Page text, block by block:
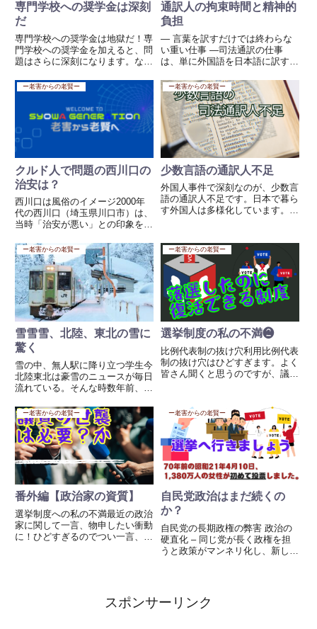
専門学校への奨学金は深刻
だ
専門学校への奨学金は地獄だ！専
門学校への奨学金を加えると、問
題はさらに深刻になります。なぜ
度は、**大学以上に「借金依存
型」**になっているからです。専
門学校の奨学金問題 大学よりも
高い学費の専門学校が多い 専...
通訳人の拘束時間と精神的
負担
― 言葉を訳すだけでは終わらな
い重い仕事 ―司法通訳の仕事
は、単に外国語を日本語に訳す仕
場では、通訳人は長時間拘束され
ることがあります。警察署での取
調べ、検察庁での聴取、弁護士と
の接見、裁判所での公判など、必
要...
ー老害からの老賢ー
クルド人で問題の西川口の
治安は？
西川口は風俗のイメージ2000年
代の西川口（埼玉県川口市）は、
当時「治安が悪い」との印象を持
街としてのイメージが強く残って
いました。以下、当時の実情を治
安・社会背景・地域の変化の観点
で整理します。【1】2000...
ー老害からの老賢ー
少数言語の通訳人不足
外国人事件で深刻なのが、少数言
語の通訳人不足です。日本で暮ら
す外国人は多様化しています。ベ
ベンガル語、インドネシア語な
ど、必要な言語は広がっていま
す。しかし、外国語ができる人
と、司...
ー老害からの老賢ー
雪雪雪、北陸、東北の雪に
驚く
雪の中、無人駅に降り立つ学生今
北陸東北は豪雪のニュースが毎日
流れている。そんな時数年前、二
思い出した。夕方、4:30頃と思う
がある駅に着く、ほとんど乗って
いる人は高校生、真っ暗な景色の
中列車は停車する。数人が降...
ー老害からの老賢ー
選挙制度の私の不満❷
比例代表制の抜け穴利用比例代表
制の抜け穴はひどすぎます。よく
皆さん聞くと思うのですが、議員
に頑張っている人たちにとっては
とんでもない制度、選挙で落とし
ても比例区で党代表として繰り
上...
ー老害からの老賢ー
番外編【政治家の資質】
選挙制度への私の不満最近の政治
家に関して一言、物申したい衝動
に！ひどすぎるのでつい一言、
ー老害からの老賢ー
自民党政治はまだ続くの
か？
自民党の長期政権の弊害 政治の
硬直化 – 同じ党が長く政権を担
うと政策がマンネリ化し、新しい
温床になりやすい。 野党の弱体
化 – 長期政権の影響で野...
スポンサーリンク